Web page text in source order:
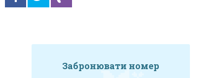
Забронювати номер